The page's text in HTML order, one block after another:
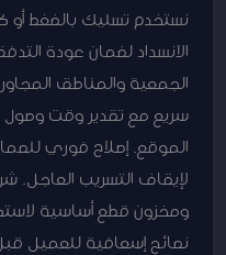
نستخدم تسليك بالضغط
الانسداد لضمان عودة
الجمعية والمناطق
سريع مع تقدير وقت وصول
الموقع. إصلاح فوري
لإيقاف التسريب العاجل.
ومخزون قطع أساسية
نصائح إسعافية للعميل